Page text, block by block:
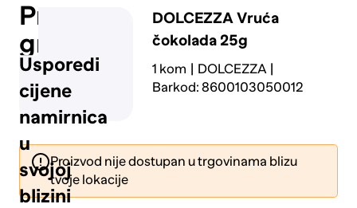
Usporedi
cijene
namirnica
u
svojoj
blizini
Prijavi
grešku
DOLCEZZAVruća
čokolada 25g
1 kom
DOLCEZZA
Barkod: 8600103050012
Proizvod nije dostupan u trgovinama blizu
tvoje lokacije